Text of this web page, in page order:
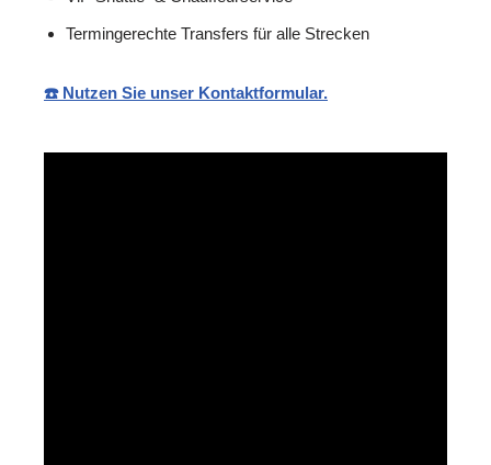
Termingerechte Transfers für alle Strecken
☎️ Nutzen Sie unser Kontaktformular.